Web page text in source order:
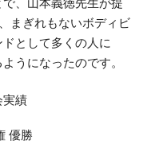
まぎれもないボディビ
として多くの人に
うになったのです。
実績
優勝